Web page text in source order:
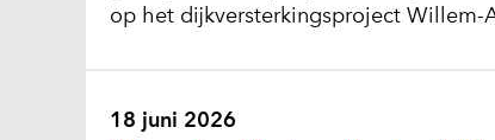
op het dijkversterkingsproject Willem-
18 juni 2026